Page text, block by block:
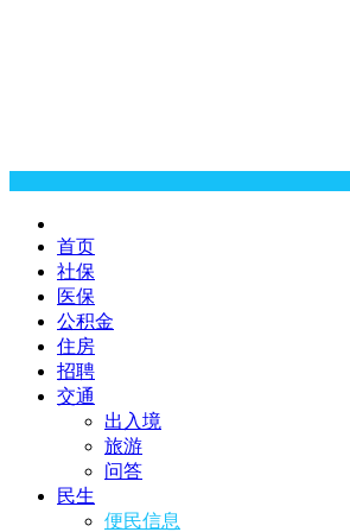
首页
社保
医保
公积金
住房
招聘
交通
出入境
旅游
问答
民生
便民信息